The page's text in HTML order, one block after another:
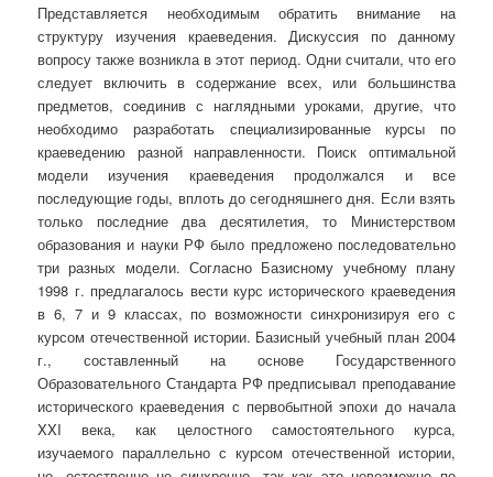
Представляется необходимым обратить внимание на
структуру изучения краеведения. Дискуссия по данному
вопросу также возникла в этот период. Одни считали, что его
следует включить в содержание всех, или большинства
предметов, соединив с наглядными уроками, другие, что
необходимо разработать специализированные курсы по
краеведению разной направленности. Поиск оптимальной
модели изучения краеведения продолжался и все
последующие годы, вплоть до сегодняшнего дня. Если взять
только последние два десятилетия, то Министерством
образования и науки РФ было предложено последовательно
три разных модели. Согласно Базисному учебному плану
1998 г. предлагалось вести курс исторического краеведения
в 6, 7 и 9 классах, по возможности синхронизируя его с
курсом отечественной истории. Базисный учебный план 2004
г., составленный на основе Государственного
Образовательного Стандарта РФ предписывал преподавание
исторического краеведения с первобытной эпохи до начала
XXI века, как целостного самостоятельного курса,
изучаемого параллельно с курсом отечественной истории,